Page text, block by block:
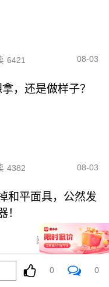
6421 08-03
，还是做样子？
4382 08-03
和平面具，公然发
！
阅读 11183
够，特朗普又生毒
0 0